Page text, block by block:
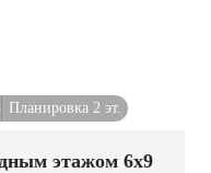
Планировка 2 эт.
этажом 6x9